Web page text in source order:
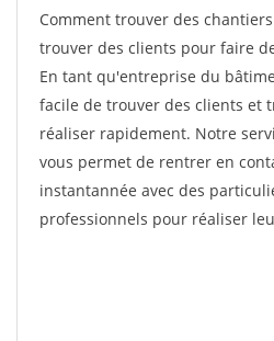
Comment trouver des
trouver des clients pour faire
En tant qu'entreprise du
facile de trouver des clients et
réaliser rapidement. Notre
vous permet de rentrer en
instantannée avec des
professionnels pour réaliser